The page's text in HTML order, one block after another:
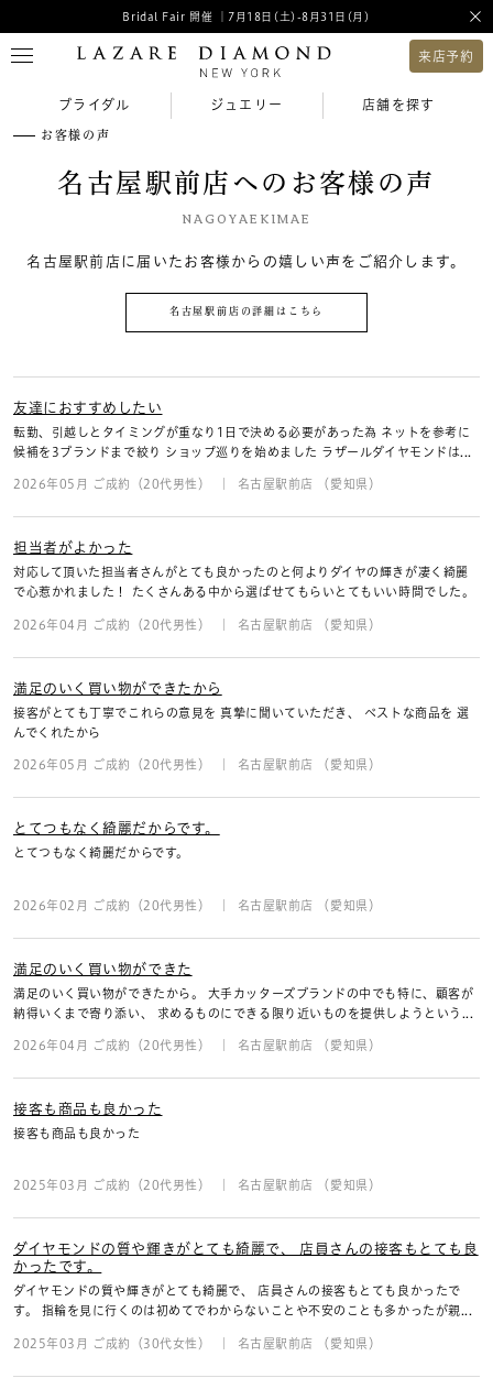
Bridal Fair 開催 ｜7月18日(土)-8月31日(月)
来店予約
ブライダル ジュエリー 店舗を探す
お客様の声
名古屋駅前店へのお客様の声
NAGOYAEKIMAE
名古屋駅前店に届いたお客様からの嬉しい声をご紹介します。
名古屋駅前店の詳細はこちら
友達におすすめしたい
転勤、引越しとタイミングが重なり1日で決める必要があった為 ネットを参考に
候補を3ブランドまで絞り ショップ巡りを始めました ラザールダイヤモンドは...
2026年05月 ご成約（20代男性） 名古屋駅前店 （愛知県）
担当者がよかった
対応して頂いた担当者さんがとても良かったのと何よりダイヤの輝きが凄く綺麗
で心惹かれました！ たくさんある中から選ばせてもらいとてもいい時間でした。
2026年04月 ご成約（20代男性） 名古屋駅前店 （愛知県）
満足のいく買い物ができたから
接客がとても丁寧でこれらの意見を 真摯に聞いていただき、 ベストな商品を 選
んでくれたから
2026年05月 ご成約（20代男性） 名古屋駅前店 （愛知県）
とてつもなく綺麗だからです。
とてつもなく綺麗だからです。
2026年02月 ご成約（20代男性） 名古屋駅前店 （愛知県）
満足のいく買い物ができた
満足のいく買い物ができたから。 大手カッターズブランドの中でも特に、顧客が
納得いくまで寄り添い、 求めるものにできる限り近いものを提供しようという...
2026年04月 ご成約（20代男性） 名古屋駅前店 （愛知県）
接客も商品も良かった
接客も商品も良かった
2025年03月 ご成約（20代男性） 名古屋駅前店 （愛知県）
ダイヤモンドの質や輝きがとても綺麗で、 店員さんの接客もとても良
かったです。
ダイヤモンドの質や輝きがとても綺麗で、 店員さんの接客もとても良かったで
す。 指輪を見に行くのは初めてでわからないことや不安のことも多かったが親...
2025年03月 ご成約（30代女性） 名古屋駅前店 （愛知県）